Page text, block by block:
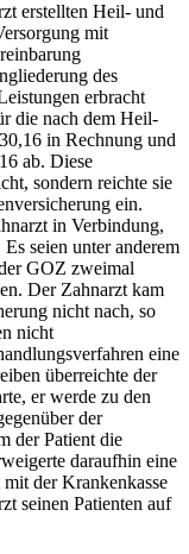
erstellten Heil- und
mit
des
erbracht
die nach dem Heil-
in Rechnung und
ab. Diese
sondern reichte sie
ein.
in Verbindung,
seien unter anderem
GOZ zweimal
Der Zahnarzt kam
nicht nach, so
nicht
eine
überreichte der
er werde zu den
der
der Patient die
daraufhin eine
der Krankenkasse
seinen Patienten auf